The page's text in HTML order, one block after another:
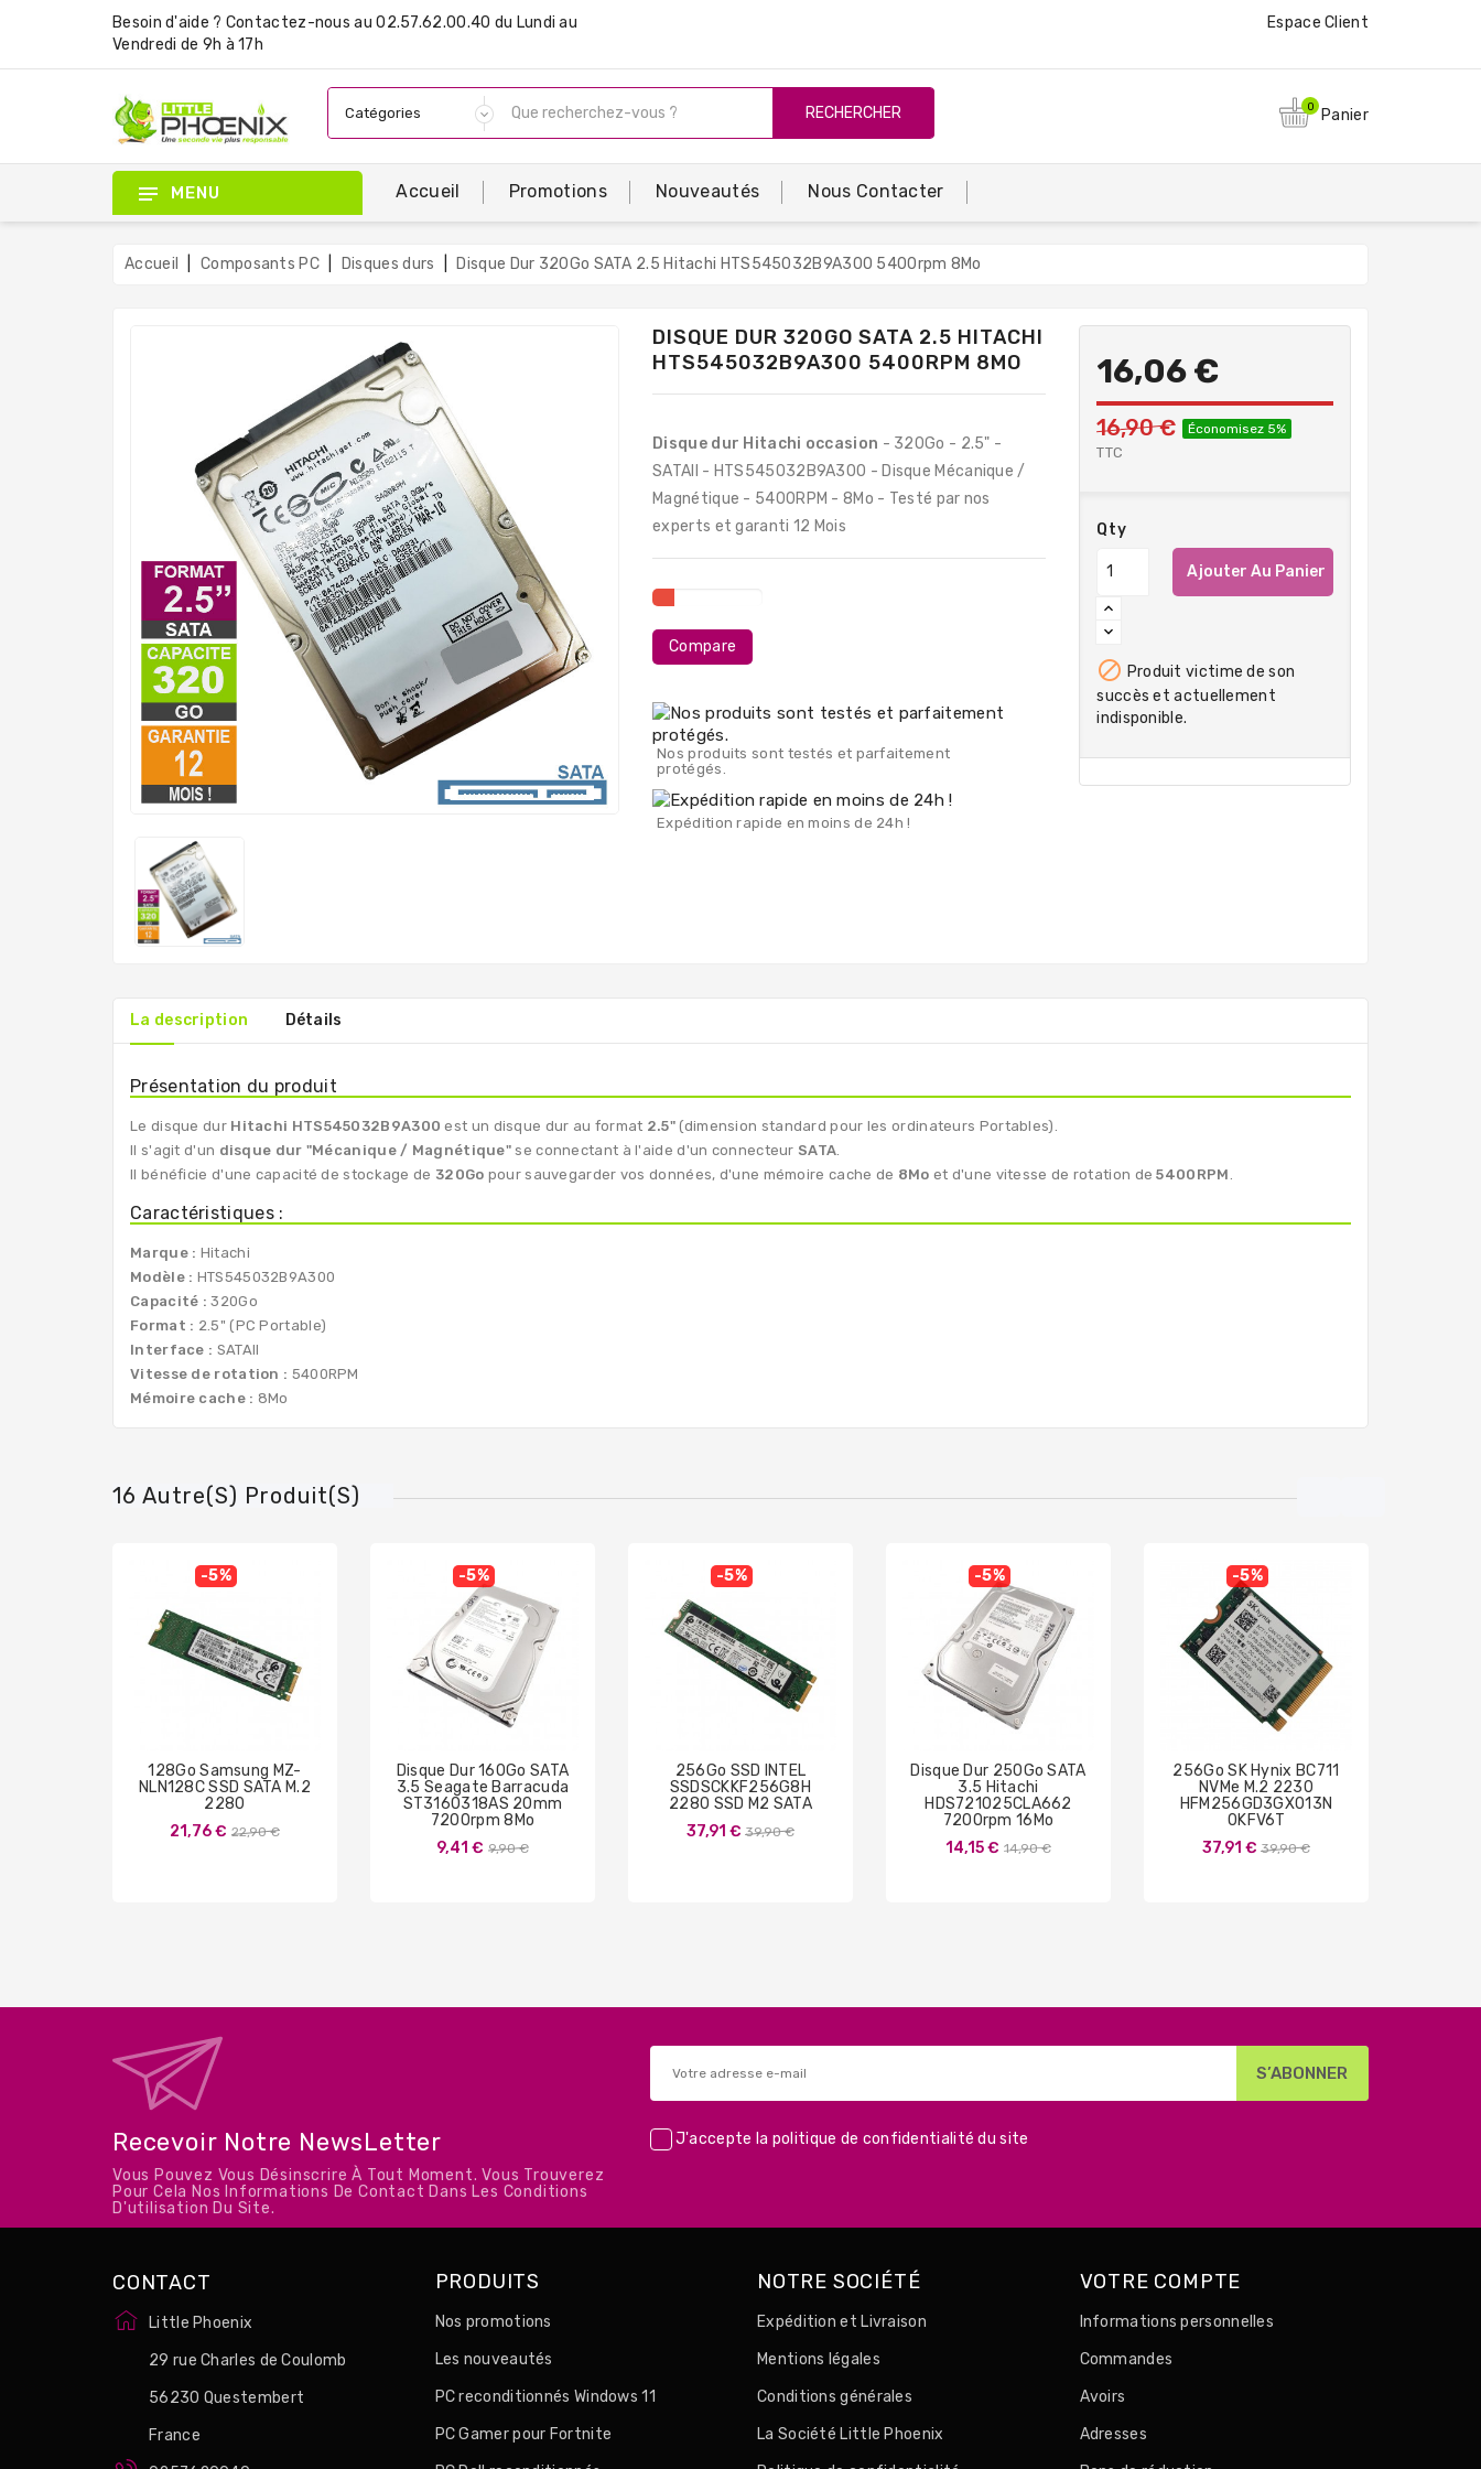
Besoin d'aide ? Contactez-nous au 02.57.62.00.40 du Lundi au
Vendredi de 9h à 17h
Espace Client
RECHERCHER 0 Panier
MENU Accueil Promotions Nouveautés Nous Contacter
Accueil Composants PC Disques durs Disque Dur 320Go SATA 2.5 Hitachi HTS545032B9A300 5400rpm 8Mo
DISQUE DUR 320GO SATA 2.5 HITACHI
HTS545032B9A300 5400RPM 8MO
Disque dur Hitachi occasion - 320Go - 2.5" -
SATAII - HTS545032B9A300 - Disque Mécanique /
Magnétique - 5400RPM - 8Mo - Testé par nos
experts et garanti 12 Mois
Compare
Nos produits sont testés et parfaitement
protégés.
Expédition rapide en moins de 24h !
16,06 €
16,90 € Économisez 5%
TTC
Qty
Ajouter Au Panier
 Produit victime de son
succès et actuellement
indisponible.
La description Détails
Présentation du produit
Le disque dur Hitachi HTS545032B9A300 est un disque dur au format 2.5" (dimension standard pour les ordinateurs Portables).
Il s'agit d'un disque dur "Mécanique / Magnétique" se connectant à l'aide d'un connecteur SATA
Il bénéficie d'une capacité de stockage de 320Go pour sauvegarder vos données, d'une mémoire cache de 8Mo et d'une vitesse de rotation de5400RPM
Caractéristiques :
Marque : Hitachi
Modèle : HTS545032B9A300
Capacité : 320Go
Format : 2.5" (PC Portable)
Interface : SATAII
Vitesse de rotation : 5400RPM
Mémoire cache : 8Mo
16 Autre(s) Produit(s)
-5%
128Go Samsung MZ-
NLN128C SSD SATA M.2
2280
21,76 € Prix
22,90 €
-5%
Disque Dur 160Go SATA
3.5 Seagate Barracuda
ST3160318AS 20mm
7200rpm 8Mo
9,41 € Prix
9,90 €
-5%
256Go SSD INTEL
SSDSCKKF256G8H
2280 SSD M2 SATA
37,91 € Prix
39,90 €
-5%
Disque Dur 250Go SATA
3.5 Hitachi
HDS721025CLA662
7200rpm 16Mo
14,15 € Prix
14,90 €
-5%
256Go SK Hynix BC711
NVMe M.2 2230
HFM256GD3GX013N
0KFV6T
37,91 € Prix
39,90 €
Recevoir Notre NewsLetter
Vous Pouvez Vous Désinscrire À Tout Moment. Vous Trouverez
Pour Cela Nos Informations De Contact Dans Les Conditions
D'utilisation Du Site.
J'accepte la politique de confidentialité du site
CONTACT
Little Phoenix
29 rue Charles de Coulomb
56230 Questembert
France
PRODUITS
Nos promotions
Les nouveautés
PC reconditionnés Windows 11
PC Gamer pour Fortnite
NOTRE SOCIÉTÉ
Expédition et Livraison
Mentions légales
Conditions générales
La Société Little Phoenix
VOTRE COMPTE
Informations personnelles
Commandes
Avoirs
Adresses